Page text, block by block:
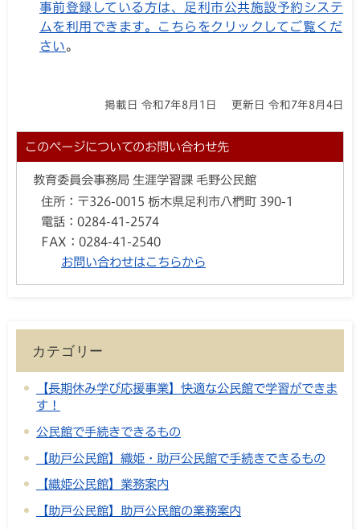
事前登録している方は、足利市公共施設予約システ
ムを利用できます。こちらをクリックしてご覧くだ
さい。
掲載日 令和7年8月1日 更新日 令和7年8月4日
このページについてのお問い合わせ先
教育委員会事務局 生涯学習課 毛野公民館
住所： 〒326-0015 栃木県足利市八椚町 390-1
電話： 0284-41-2574
FAX： 0284-41-2540
お問い合わせはこちらから
カテゴリー
【長期休み学び応援事業】快適な公民館で学習ができま
す！
公民館で手続きできるもの
【助戸公民館】織姫・助戸公民館で手続きできるもの
【織姫公民館】業務案内
【助戸公民館】助戸公民館の業務案内